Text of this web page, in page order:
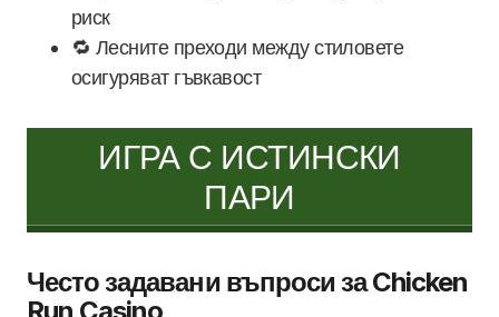
риск
🔁 Лесните преходи между стиловете
осигуряват гъвкавост
ИГРА С ИСТИНСКИ
ПАРИ
Често задавани въпроси за Chicken